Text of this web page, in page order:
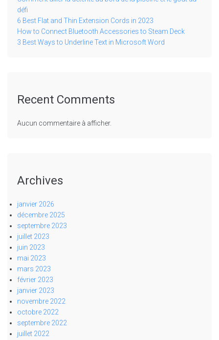
défi
6 Best Flat and Thin Extension Cords in 2023
How to Connect Bluetooth Accessories to Steam Deck
3 Best Ways to Underline Text in Microsoft Word
Recent Comments
Aucun commentaire à afficher.
Archives
janvier 2026
décembre 2025
septembre 2023
juillet 2023
juin 2023
mai 2023
mars 2023
février 2023
janvier 2023
novembre 2022
octobre 2022
septembre 2022
juillet 2022